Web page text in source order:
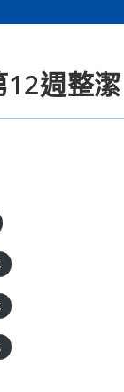
週整